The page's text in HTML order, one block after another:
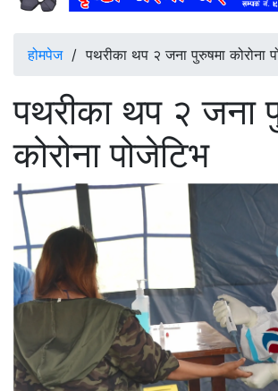
होमपेज/पथरीका थप २ जना पुरुषमा कोरोना
पथरीका थप २ जना
कोरोना पोजेटिभ